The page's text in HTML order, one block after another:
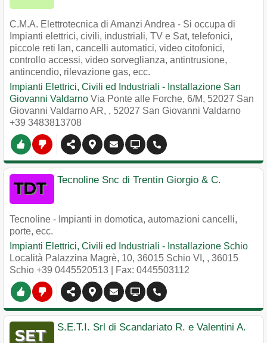
C.M.A. Elettrotecnica di Amanzi Andrea - Si occupa di
Impianti elettrici, civili, industriali, TV e Sat, telefonici,
piccole reti lan, cancelli automatici, video citofonici,
controllo accessi, video sorveglianza, antintrusione,
antincendio, rilevazione gas, ecc.
Impianti Elettrici, Civili ed Industriali - Installazione San
Giovanni Valdarno Via Ponte alle Forche, 6/M, 52027 San
Giovanni Valdarno AR, , 52027 San Giovanni Valdarno
+39 3483813708
Tecnoline Snc di Trentin Giorgio & C.
Tecnoline - Impianti in domotica, automazioni cancelli,
porte, ecc.
Impianti Elettrici, Civili ed Industriali - Installazione Schio
Località Palazzina Magrè, 10, 36015 Schio VI, , 36015
Schio +39 0445520513 | Fax: 0445503112
S.E.T.I. Srl di Scandariato R. e Valentini A.